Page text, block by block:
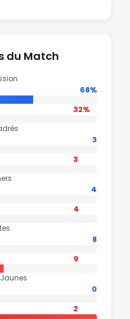
du Match
68%
32%
3
3
4
4
8
9
0
2